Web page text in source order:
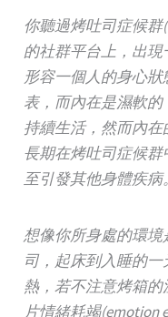
你聽過烤吐司症候群
的社群平台上，出現
形容一個人的身心
表，而內在是濕軟的
持續生活，然而內在
長期在烤吐司症候
至引發其他身體疾病。
想像你所身處的環
司，起床到入睡的
熱，若不注意烤箱
片情緒耗竭(emotion